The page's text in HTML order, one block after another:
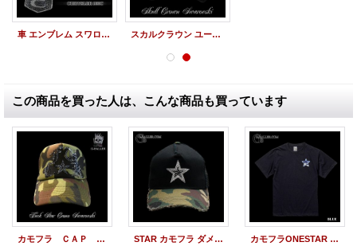
車 エンブレム スワロデコ オーダーメイド スカルクラウン ユーロ レインボーカラー スワロフスキー キャップ
この商品を買った人は、こんな商品も買っています
カモフラ ＣＡＰ ＦＵＣＫ スター 迷彩 スワロキャップ ブラック STAR カモフラ ダメージコットン スワロCAP カモフラONESTAR スワロTシャツ